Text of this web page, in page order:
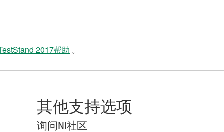
2017帮助 。
其他支持选项
询问NI社区